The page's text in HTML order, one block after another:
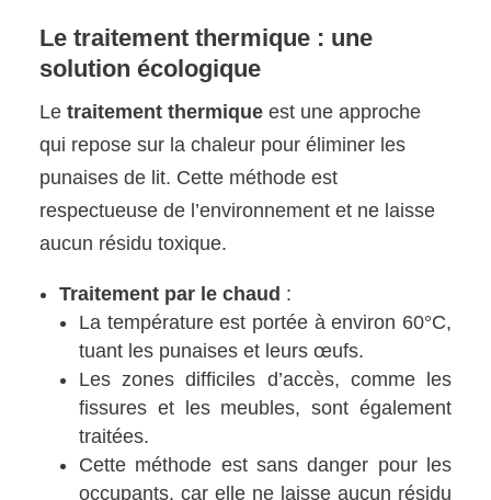
Le traitement thermique : une
solution écologique
Letraitement thermique est une approche
qui repose sur la chaleur pour éliminer les
punaises de lit. Cette méthode est
respectueuse de l’environnement et ne laisse
aucun résidu toxique.
Traitement par le chaud :
La température est portée à environ 60°C,
tuant les punaises et leurs œufs.
Les zones difficiles d’accès, comme les
fissures et les meubles, sont également
traitées.
Cette méthode est sans danger pour les
occupants, car elle ne laisse aucun résidu